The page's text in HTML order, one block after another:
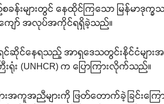
န်းများတွင် နေထိုင်ကြသော မြန်မာဒု
၀ ကျော် အလုပ်အကိုင်ရရှိခဲ့သည်။
နေရသည့် အာရှဒေသတွင်းနိုင်ငံများအတွ
ရုံး (UNHCR) က ပြောကြားလိုက်သည်။
ကူအညီများကို ဖြတ်တောက်ခဲ့ခြင်းကြော